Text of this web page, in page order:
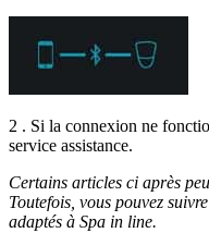
2 . Si la connexion ne
service assistance.
Certains articles ci après
Toutefois, vous pouvez
adaptés à Spa in line.